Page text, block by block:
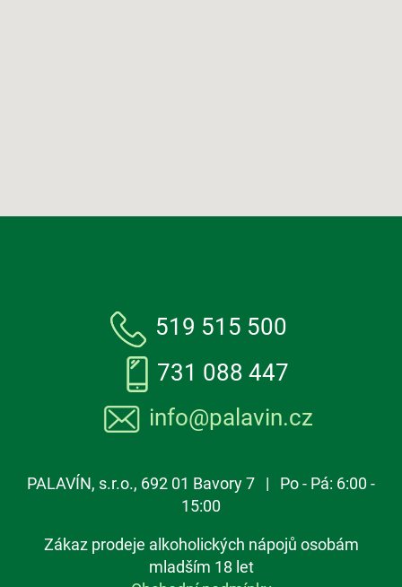
519 515 500
731 088 447
info@palavin.cz
PALAVÍN, s.r.o., 692 01 Bavory 7 | Po - Pá: 6:00 -
15:00
Zákaz prodeje alkoholických nápojů osobám
mladším 18 let